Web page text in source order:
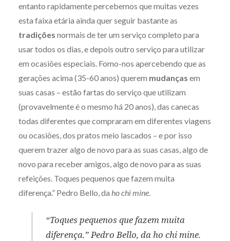
entanto rapidamente percebemos que muitas vezes
esta faixa etária ainda quer seguir bastante as
tradições normais de ter um serviço completo para
usar todos os dias, e depois outro serviço para utilizar
em ocasiões especiais. Fomo-nos apercebendo que as
gerações acima (35-60 anos) querem mudanças em
suas casas – estão fartas do serviço que utilizam
(provavelmente é o mesmo há 20 anos), das canecas
todas diferentes que compraram em diferentes viagens
ou ocasiões, dos pratos meio lascados – e por isso
querem trazer algo de novo para as suas casas, algo de
novo para receber amigos, algo de novo para as suas
refeições. Toques pequenos que fazem muita
diferença.” Pedro Bello, da ho chi mine.
“Toques pequenos que fazem muita
diferença.” Pedro Bello, da ho chi mine.